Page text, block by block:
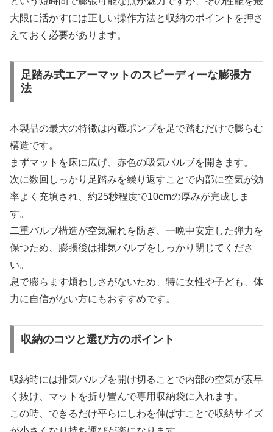
大限に活かすには正しい操作方法と収納のポイントを押さ
えておく必要があります。
足踏み式エアーマットのスピーディーな膨張方
法
本製品の最大の特徴は内蔵ポンプを足で踏むだけで膨らむ
構造です。
まずマットを床に広げ、赤色の吸気バルブを開きます。
次に数回しっかり足踏みを繰り返すことで内部に空気が効
率よく充填され、約25秒程度で10cmの厚みが完成しま
す。
二重バルブ構造が空気漏れを防ぎ、一晩中安定した弾力を
保つため、膨張後は排気バルブをしっかり閉じてくださ
い。
息で膨らます煩わしさがないため、特に女性や子ども、体
力に自信がない方にもおすすめです。
収納のコツと選び方のポイント
収納時には排気バルブを開け切ることで内部の空気が素早
く抜け、マットを折り畳んで専用収納袋に入れます。
この時、できるだけ平らにしわを伸ばすことで収納サイズ